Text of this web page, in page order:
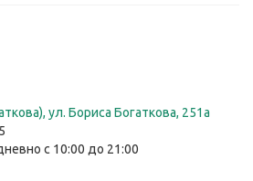
ул. Бориса Богаткова, 251а
с 10:00 до 21:00